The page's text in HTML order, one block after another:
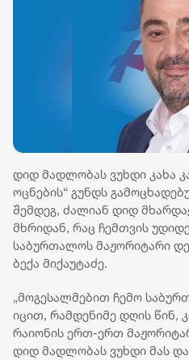
დიდ მადლობას ვუხდი კახა
ოცნების“ გუნდს
შემდეგ, ძალიან დიდ
მხრიდან, რაც ჩემთვის
საბურთალოს მაჟორიტარი
ბექა მიქაუტაძე.
„მოგესალმებით ჩემო
იცით, რამდენიმე დღის წინ,
რაიონის ერთ-ერთ
დიდ მადლობას ვუხდი მას